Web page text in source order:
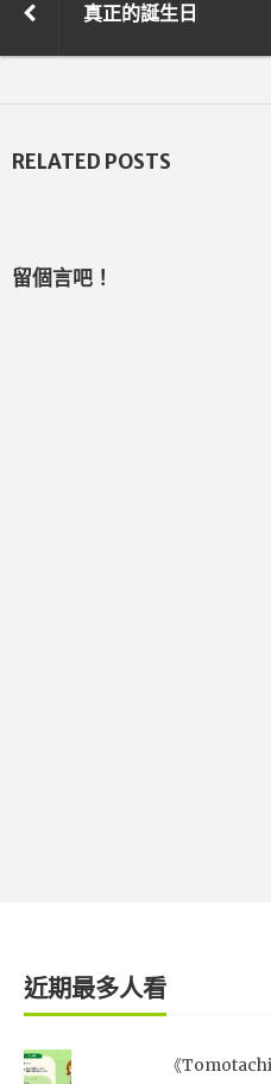
真正的誕生日
RELATED POSTS
留個言吧！
近期最多人看
《